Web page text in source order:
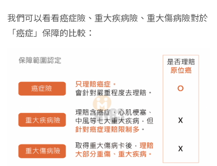
我們可以看看癌症險、重大疾病險、重大傷病險對於
「癌症」保障的比較：